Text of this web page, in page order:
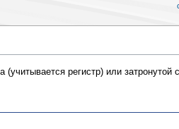
регистр) или затронутой